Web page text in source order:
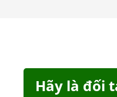
Hãy là đối